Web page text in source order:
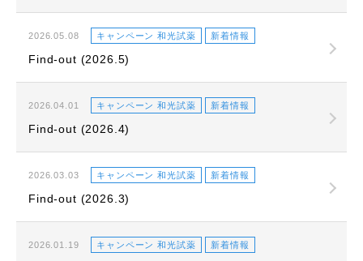
2026.05.08 キャンペーン 和光試薬 新着情報
Find-out (2026.5)
2026.04.01 キャンペーン 和光試薬 新着情報
Find-out (2026.4)
2026.03.03 キャンペーン 和光試薬 新着情報
Find-out (2026.3)
2026.01.19 キャンペーン 和光試薬 新着情報